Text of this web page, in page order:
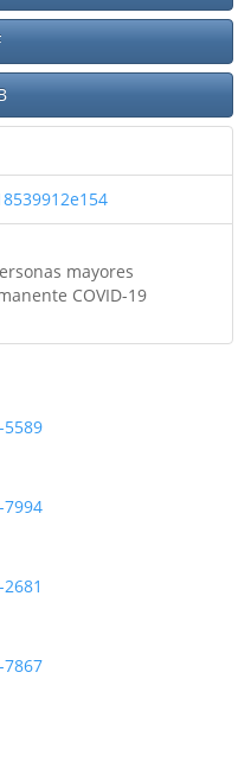
mayores
COVID-19